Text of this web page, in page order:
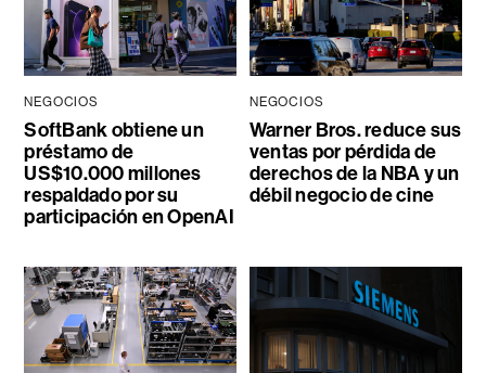
NEGOCIOS
SoftBank obtiene un
préstamo de
US$10.000 millones
respaldado por su
participación en OpenAI
NEGOCIOS
Warner Bros. reduce sus
ventas por pérdida de
derechos de la NBA y un
débil negocio de cine